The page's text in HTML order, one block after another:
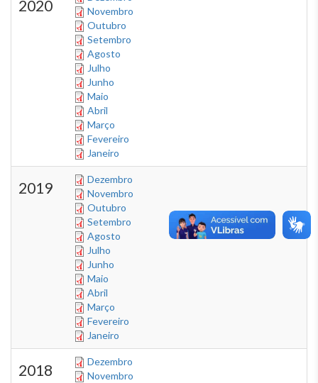
2020
Novembro
Outubro
Setembro
Agosto
Julho
Junho
Maio
Abril
Março
Fevereiro
Janeiro
2019
Dezembro
Novembro
Outubro
Setembro
Agosto
Julho
Junho
Maio
Abril
Março
Fevereiro
Janeiro
2018
Dezembro
Novembro